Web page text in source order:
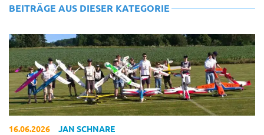
BEITRÄGE AUS DIESER KATEGORIE
16.06.2026 JAN SCHNARE